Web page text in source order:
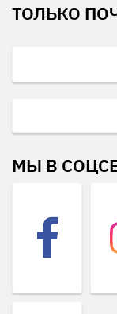
ТОЛЬКО
МЫ В